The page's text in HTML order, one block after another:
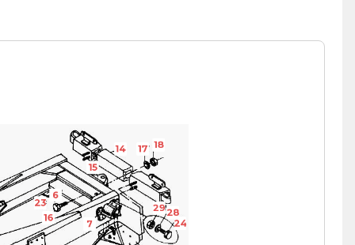
28
29
14
6
7
15
16
17 18
23
24